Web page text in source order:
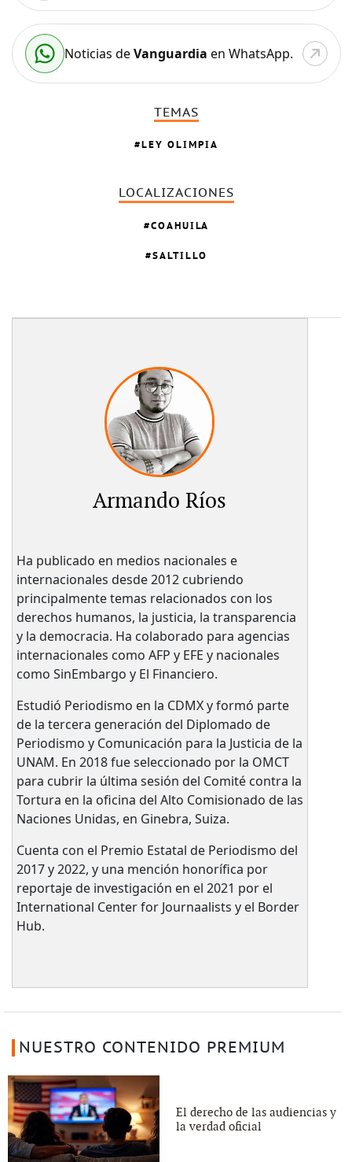
Noticias deVanguardia en WhatsApp.
TEMAS
LEY OLIMPIA
LOCALIZACIONES
COAHUILA
SALTILLO
Armando Ríos
Ha publicado en medios nacionales e
internacionales desde 2012 cubriendo
principalmente temas relacionados con los
derechos humanos, la justicia, la transparencia
y la democracia. Ha colaborado para agencias
internacionales como AFP y EFE y nacionales
como SinEmbargo y El Financiero.
Estudió Periodismo en la CDMX y formó parte
de la tercera generación del Diplomado de
Periodismo y Comunicación para la Justicia de la
UNAM. En 2018 fue seleccionado por la OMCT
para cubrir la última sesión del Comité contra la
Tortura en la oficina del Alto Comisionado de las
Naciones Unidas, en Ginebra, Suiza.
Cuenta con el Premio Estatal de Periodismo del
2017 y 2022, y una mención honorífica por
reportaje de investigación en el 2021 por el
International Center for Journaalists y el Border
Hub.
NUESTRO CONTENIDO PREMIUM
El derecho de las audiencias y
la verdad oficial